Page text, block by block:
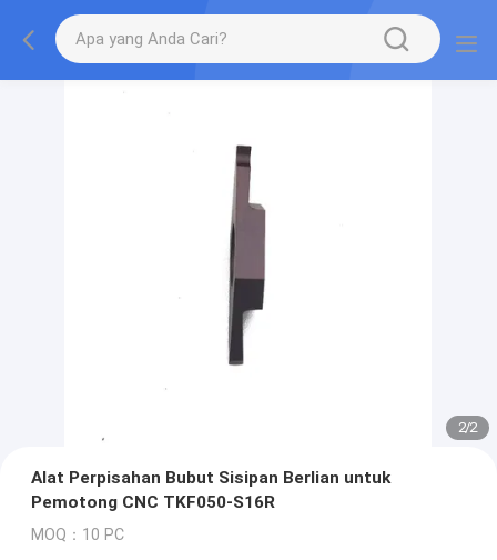
2/2
Alat Perpisahan Bubut Sisipan Berlian untuk
Pemotong CNC TKF050-S16R
MOQ：10 PC